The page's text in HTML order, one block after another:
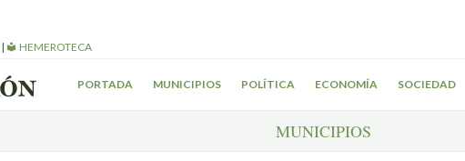
| HEMEROTECA
PORTADA MUNICIPIOS POLÍTICA ECONOMÍA SOCIEDAD
MUNICIPIOS